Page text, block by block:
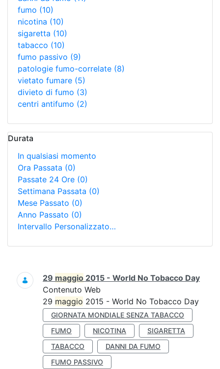
fumo (10)
nicotina (10)
sigaretta (10)
tabacco (10)
fumo passivo (9)
patologie fumo-correlate (8)
vietato fumare (5)
divieto di fumo (3)
centri antifumo (2)
Durata
In qualsiasi momento
Ora Passata (0)
Passate 24 Ore (0)
Settimana Passata (0)
Mese Passato (0)
Anno Passato (0)
Intervallo Personalizzato…
Ricerca
29 maggio 2015 - World No Tobacco Day
Contenuto Web
29 maggio 2015 - World No Tobacco Day
GIORNATA MONDIALE SENZA TABACCO
FUMO
NICOTINA
SIGARETTA
TABACCO
DANNI DA FUMO
FUMO PASSIVO